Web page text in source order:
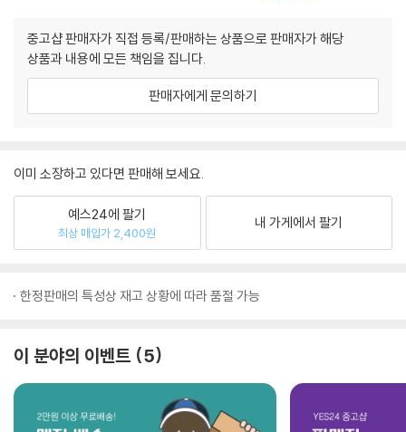
중고샵 판매자가 직접 등록/판매하는 상품으로 판매자가 해당
상품과 내용에 모든 책임을 집니다.
판매자에게 문의하기
이미 소장하고 있다면 판매해 보세요.
예스24에 팔기
최상 매입가 2,400원
내 가게에서 팔기
한정판매의 특성상 재고 상황에 따라 품절 가능
이 분야의 이벤트 5